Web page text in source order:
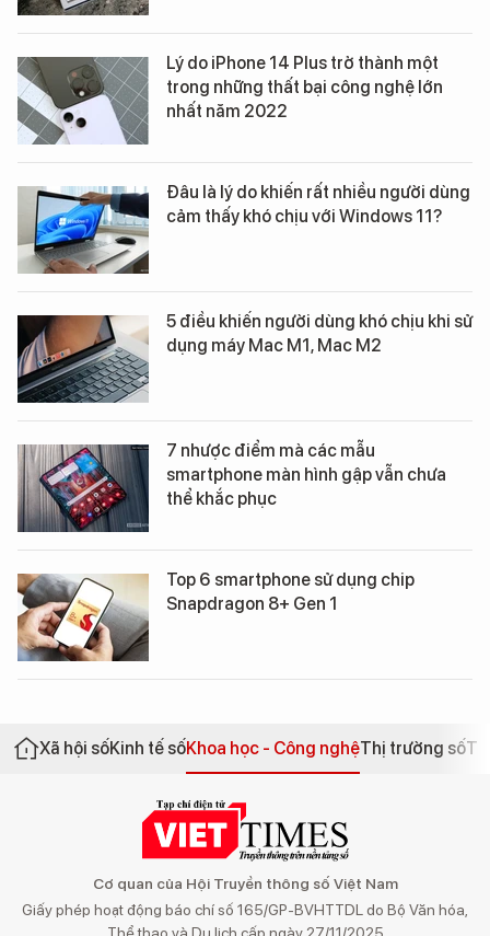
Lý do iPhone 14 Plus trở thành một
trong những thất bại công nghệ lớn
nhất năm 2022
Đâu là lý do khiến rất nhiều người dùng
cảm thấy khó chịu với Windows 11?
5 điều khiến người dùng khó chịu khi sử
dụng máy Mac M1, Mac M2
7 nhược điểm mà các mẫu
smartphone màn hình gập vẫn chưa
thể khắc phục
Top 6 smartphone sử dụng chip
Snapdragon 8+ Gen 1
Xã hội sốKinh tế sốKhoa học - Công nghệThị trường số
Cơ quan của Hội Truyền thông số Việt Nam
Giấy phép hoạt động báo chí số 165/GP-BVHTTDL do Bộ Văn hóa,
Thể thao và Du lịch cấp ngày 27/11/2025